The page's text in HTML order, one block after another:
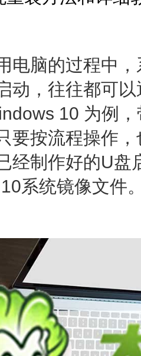
电脑的过程中
动，往往都可
10 为例
要按流程操作
经制作好的U盘
系统镜像文件